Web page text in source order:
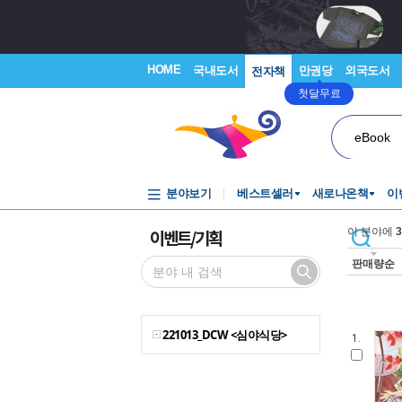
HOME 국내도서 전자책 만권당
첫달무료
외국도서
eBook
분야보기 베스트셀러 새로나온책 이
이벤트/기획
221013_DCW <심야식당>
이 분야에 3
판매량순
1.